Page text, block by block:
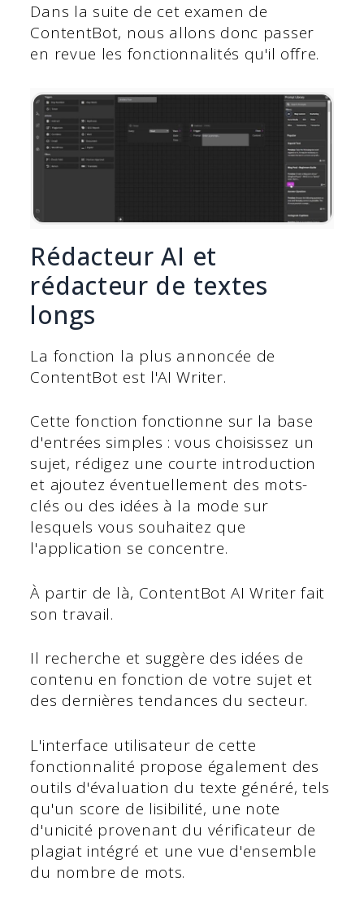
Dans la suite de cet examen de
ContentBot, nous allons donc passer
en revue les fonctionnalités qu'il offre.
Rédacteur AI et
rédacteur de textes
longs
La fonction la plus annoncée de
ContentBot est l'AI Writer.
Cette fonction fonctionne sur la base
d'entrées simples : vous choisissez un
sujet, rédigez une courte introduction
et ajoutez éventuellement des mots-
clés ou des idées à la mode sur
lesquels vous souhaitez que
l'application se concentre.
À partir de là, ContentBot AI Writer fait
son travail.
Il recherche et suggère des idées de
contenu en fonction de votre sujet et
des dernières tendances du secteur.
L'interface utilisateur de cette
fonctionnalité propose également des
outils d'évaluation du texte généré, tels
qu'un score de lisibilité, une note
d'unicité provenant du vérificateur de
plagiat intégré et une vue d'ensemble
du nombre de mots.